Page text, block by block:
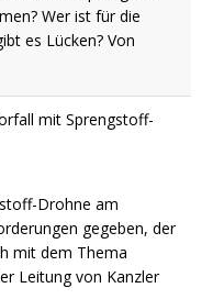
Drohne am
gegeben, der
mit dem Thema
Leitung von Kanzler
und Interviews:
Nachrichtenkanals